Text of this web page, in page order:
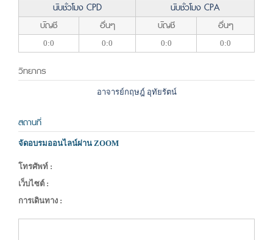
นับชั่วโมง CPD
นับชั่วโมง CPA
บัญชี
อื่นๆ บัญชี อื่นๆ
0:0 0:0 0:0 0:0
วิทยากร
อาจารย์กฤษฎ์ อุทัยรัตน์
สถานที่
จัดอบรมออนไลน์ผ่าน ZOOM
โทรศัพท์ :
เว็บไซต์ :
การเดินทาง :